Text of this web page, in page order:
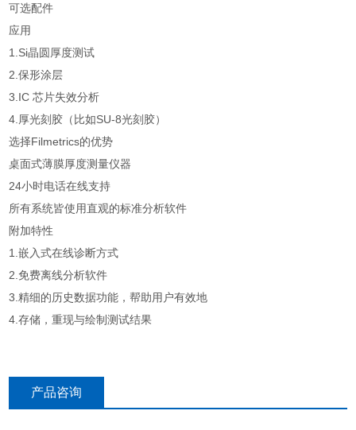
可选配件
应用
1. Si晶圆厚度测试
2.保形涂层
3. IC 芯片失效分析
4. 厚光刻胶（比如SU-8光刻胶）
选择Filmetrics的优势
桌面式薄膜厚度测量仪器
24小时电话在线支持
所有系统皆使用直观的标准分析软件
附加特性
1.嵌入式在线诊断方式
2.免费离线分析软件
3.精细的历史数据功能，帮助用户有效地
4.存储，重现与绘制测试结果
产品咨询